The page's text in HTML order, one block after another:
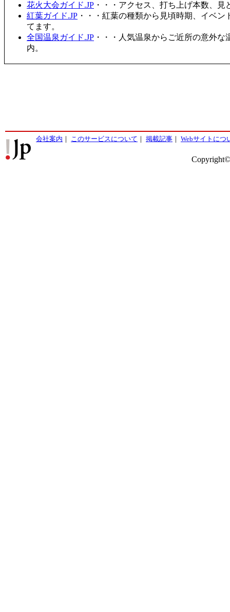
花火大会ガイド.JP ・・・アクセス、打ち上げ本数、
紅葉ガイド.JP ・・・紅葉の種類から見頃時期、イベ
てます。
全国温泉ガイド.JP ・・・人気温泉からご近所の意外
内。
会社案内 ｜ このサービスについて ｜ 掲載記事 ｜ Webサイトにつ